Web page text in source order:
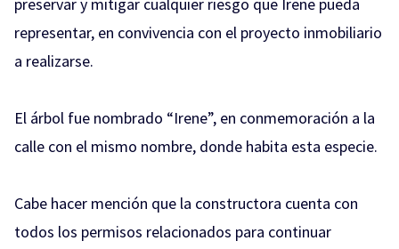
representar, en convivencia con el proyecto inmobiliario
a realizarse.
El árbol fue nombrado “Irene”, en conmemoración a la
calle con el mismo nombre, donde habita esta especie.
Cabe hacer mención que la constructora cuenta con
todos los permisos relacionados para continuar